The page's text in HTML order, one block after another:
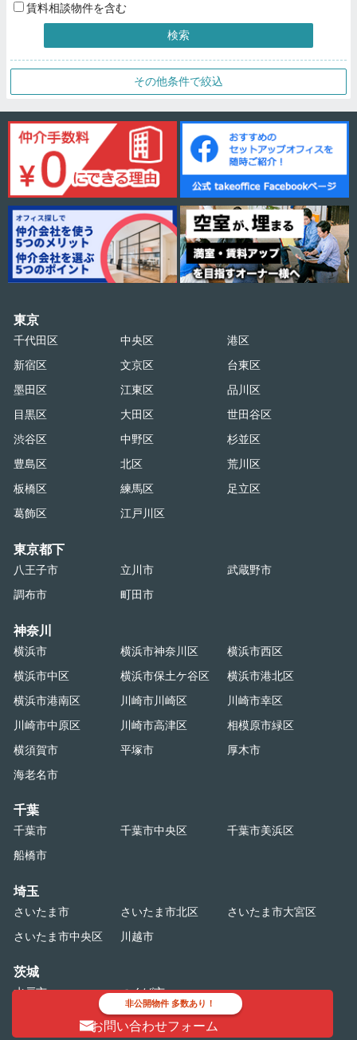
賃料相談物件を含む
検索
その他条件で絞込
東京
千代田区 中央区
港区
新宿区
文京区
台東区
墨田区
江東区
品川区
目黒区
大田区
世田谷区
渋谷区
中野区
杉並区
豊島区
北区
荒川区
板橋区
練馬区
足立区
葛飾区
江戸川区
東京都下
八王子市 立川市
武蔵野市
調布市
町田市
神奈川
横浜市 横浜市神奈川区
横浜市西区
横浜市中区
横浜市保土ケ谷区
横浜市港北区
横浜市港南区
川崎市川崎区
川崎市幸区
川崎市中原区
川崎市高津区
相模原市緑区
横須賀市
平塚市
厚木市
海老名市
千葉
千葉市 千葉市中央区
千葉市美浜区
船橋市
埼玉
さいたま市 さいたま市北区
さいたま市大宮区
さいたま市中央区
川越市
茨城
水戸市 つくば市
非公開物件 多数あり！
お問い合わせフォーム